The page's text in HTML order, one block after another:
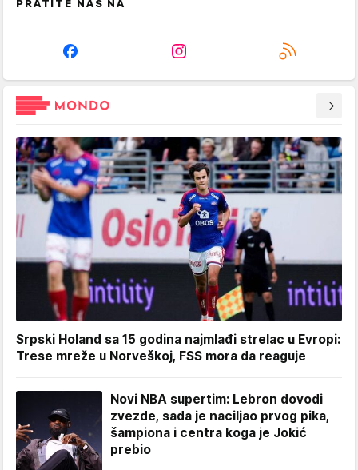
PRATITE NAS NA
Srpski Holand sa 15 godina najmlađi strelac u Evropi:
Trese mreže u Norveškoj, FSS mora da reaguje
Novi NBA supertim: Lebron dovodi
zvezde, sada je naciljao prvog pika,
šampiona i centra koga je Jokić
prebio